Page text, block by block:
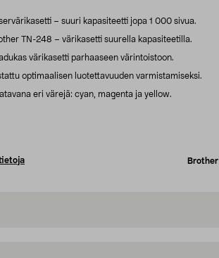
– suuri kapasiteetti jopa 1 000 sivua.
TN-248 – värikasetti suurella kapasiteetilla.
värikasetti parhaaseen värintoistoon.
optimaalisen luotettavuuden varmistamiseksi.
eri värejä: cyan, magenta ja yellow.
Brother